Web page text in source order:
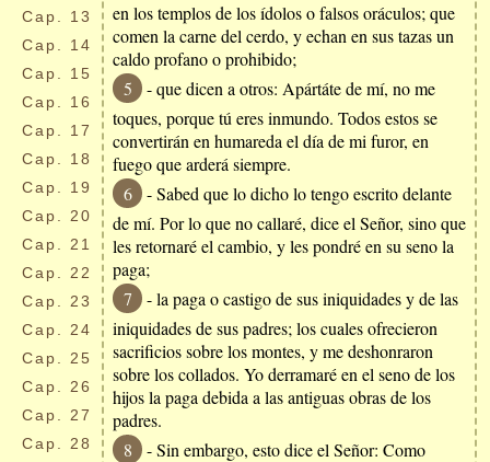
Cap.
13
Cap.
14
Cap.
15
Cap.
16
Cap.
17
Cap.
18
Cap.
19
Cap.
20
Cap.
21
Cap.
22
Cap.
23
Cap.
24
Cap.
25
Cap.
26
Cap.
27
Cap.
28
en los templos de los ídolos o falsos oráculos; que
comen la carne del cerdo, y echan en sus tazas un
caldo profano o prohibido;
5
- que dicen a otros: Apártáte de mí, no me
toques, porque tú eres inmundo. Todos estos se
convertirán en humareda el día de mi furor, en
fuego que arderá siempre.
6
- Sabed que lo dicho lo tengo escrito delante
de mí. Por lo que no callaré, dice el Señor, sino que
les retornaré el cambio, y les pondré en su seno la
paga;
7
- la paga o castigo de sus iniquidades y de las
iniquidades de sus padres; los cuales ofrecieron
sacrificios sobre los montes, y me deshonraron
sobre los collados. Yo derramaré en el seno de los
hijos la paga debida a las antiguas obras de los
padres.
8
- Sin embargo, esto dice el Señor: Como